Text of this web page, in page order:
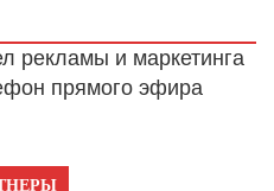
рекламы и маркетинга
прямого эфира